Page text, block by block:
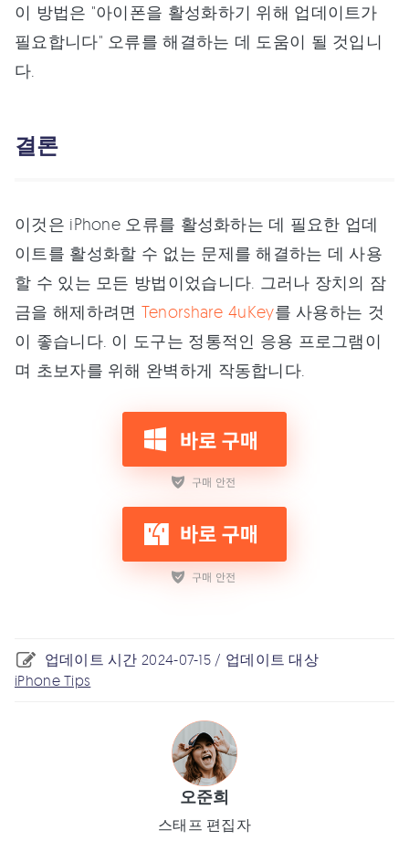
이 방법은 "아이폰을 활성화하기 위해 업데이트가
필요합니다" 오류를 해결하는 데 도움이 될 것입니
다.
결론
이것은 iPhone 오류를 활성화하는 데 필요한 업데
이트를 활성화할 수 없는 문제를 해결하는 데 사용
할 수 있는 모든 방법이었습니다. 그러나 장치의 잠
금을 해제하려면 Tenorshare 4uKey를 사용하는 것
이 좋습니다. 이 도구는 정통적인 응용 프로그램이
며 초보자를 위해 완벽하게 작동합니다.
업데이트 시간 2024-07-15 / 업데이트 대상
iPhone Tips
오준희
스태프 편집자